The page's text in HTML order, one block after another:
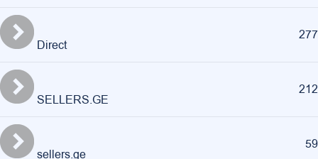
Direct
277
SELLERS.GE
212
sellers.ge
59